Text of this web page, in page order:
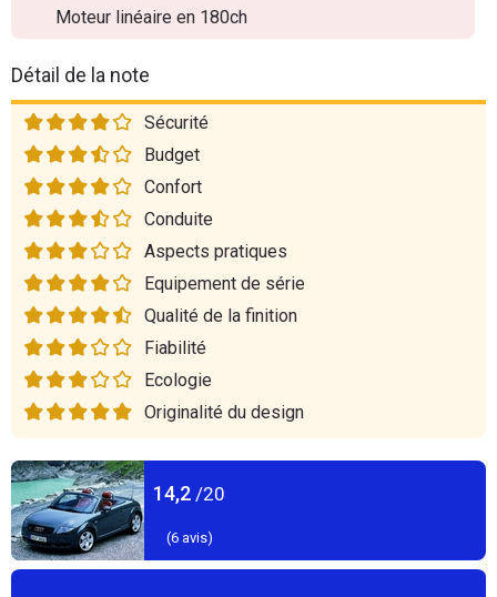
Moteur linéaire en 180ch
Détail de la note
Sécurité
Budget
Confort
Conduite
Aspects pratiques
Equipement de série
Qualité de la finition
Fiabilité
Ecologie
Originalité du design
14,2 /20
(6avis)